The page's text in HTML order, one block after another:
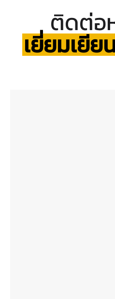
ติดต่อ
เยี่ยมเยีย